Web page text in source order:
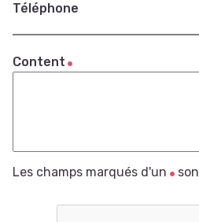
Téléphone
Content
Les champs marqués d'un